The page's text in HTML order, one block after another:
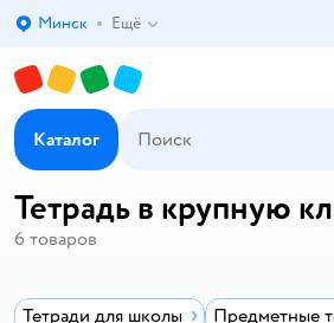
Выбор адреса доставки.
Минск Ещё
Каталог
Тетрадь в крупную
6 товаров
Тетради для школы Предметные